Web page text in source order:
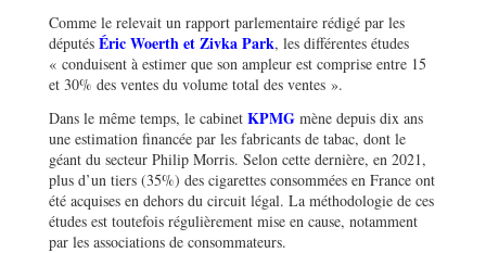
Comme le relevait un rapport parlementaire rédigé par les
députés Éric Woerth et Zivka Park, les différentes études
« conduisent à estimer que son ampleur est comprise entre 15
et 30% des ventes du volume total des ventes ».
Dans le même temps, le cabinet KPMG mène depuis dix ans
une estimation financée par les fabricants de tabac, dont le
géant du secteur Philip Morris. Selon cette dernière, en 2021,
plus d’un tiers (35%) des cigarettes consommées en France ont
été acquises en dehors du circuit légal. La méthodologie de ces
études est toutefois régulièrement mise en cause, notamment
par les associations de consommateurs.